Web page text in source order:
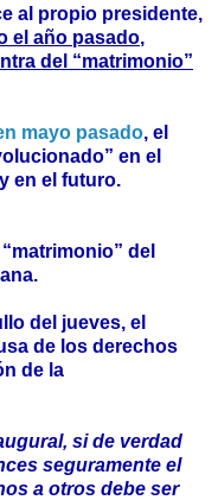
al propio presidente,
el año pasado,
del “matrimonio”
mayo pasado, el
en el
en el futuro.
del
del jueves, el
de los derechos
de la
si de verdad
seguramente el
a otros debe ser